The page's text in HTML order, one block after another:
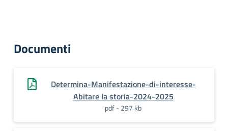
Documenti
Determina-Manifestazione-di-interesse-
Abitare la storia-2024-2025
pdf - 297 kb